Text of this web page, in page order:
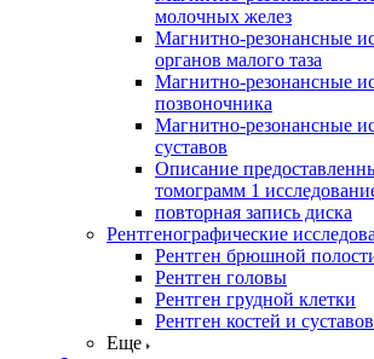
молочных желез
Магнитно-резонансные
органов малого таза
Магнитно-резонансные
позвоночника
Магнитно-резонансные
суставов
Описание
томограмм 1
повторная запись диска
Рентгенографические
Рентген брюшной
Рентген головы
Рентген грудной клетки
Рентген костей и суставов
Еще